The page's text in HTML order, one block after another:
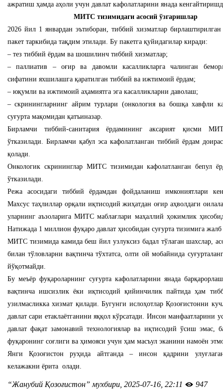
ажратиш ҳамда аҳоли учун давлат кафолатларини янада
МИТС тизимидаги асосий ўзгаришлар
2026 йил 1 январдан эътиборан, тиббий хизматлар бирлаштирилган
пакет таркибида тақдим этилади. Бу пакетга қуйидагилар киради:
– тез тиббий ёрдам ва шошилинч тиббий хизматлар;
– паллиатив – оғир ва давомли касалликларга чалинган
сифатини яхшилашга қаратилган тиббий ва ижтимоий ёрдам;
– юқумли ва ижтимоий аҳамиятга эга касалликларни даволаш;
– скринингларнинг айрим турлари (онкология ва бошқа хавфли
суғурта мақомидан қатъиназар.
Бирламчи тиббий-санитария ёрдамининг аксарият қисми
ўтказилади. Бирламчи қабул эса кафолатланган тиббий ёрдам
қолади.
Онкологик скрининглар МИТС тизимидан кафолатланган бепул
ўтказилади.
Режа асосидаги тиббий ёрдамдан фойдаланиш имкониятлари
Махсус таҳлиллар орқали иқтисодий жиҳатдан оғир аҳволдаги
уларнинг аъзоларига МИТС маблағлари маҳаллий ҳокимлик
Натижада 1 миллион фуқаро давлат ҳисобидан суғурта тизимига жалб
МИТС тизимида камида беш йил узлуксиз бадал тўлаган шахслар,
билан тўловларни вақтинча тўхтатса, олти ой мобайнида
йўқотмайди.
Бу меъёр фуқароларнинг суғурта кафолатларини янада
вақтинча ишсизлик ёки иқтисодий қийинчилик пайтида ҳам
узилмасликка хизмат қилади. Бугунги ислоҳотлар Қозоғистонни
давлат сари етаклаётганини яққол кўрсатади. Инсон манфаатларини
давлат фақат замонавий технологиялар ва иқтисодий ўсиш эмас,
фуқаронинг соғлиги ва ҳимояси учун ҳам масъул эканини намоён
Янги Қозоғистон руҳида айтганда – инсон қадрини
келажакни ёрита олади.
“Жанубий Қозоғистон” мухбири, 2025-07-16, 22:11
947